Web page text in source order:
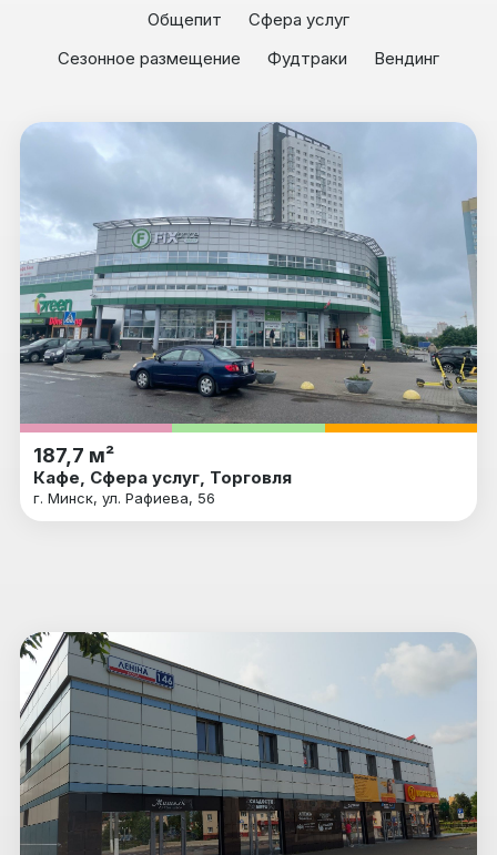
Общепит
Сфера услуг
Сезонное размещение
Фудтраки Вендинг
187,7 м²
Кафе, Сфера услуг, Торговля
г. Минск, ул. Рафиева, 56